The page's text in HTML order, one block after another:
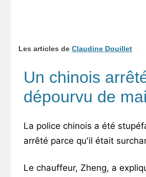
Les articles de Claudine Douillet
Un chinois
dépourvu de
La police chinois a été
arrêté parce qu'il était
Le chauffeur, Zheng, a